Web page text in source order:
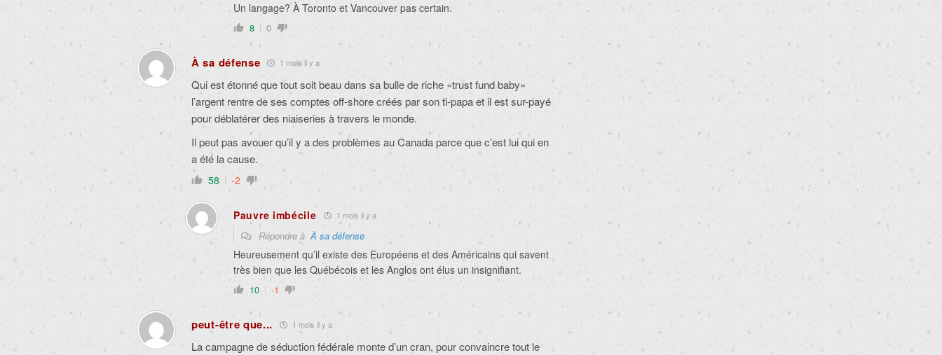
Un langage? À Toronto et Vancouver pas certain.
8 0
À sa défense 1 mois il y a
Qui est étonné que tout soit beau dans sa bulle de riche «trust fund baby»
l’argent rentre de ses comptes off-shore créés par son ti-papa et il est sur-payé
pour déblatérer des niaiseries à travers le monde.
Il peut pas avouer qu’il y a des problèmes au Canada parce que c’est lui qui en
a été la cause.
58 -2
Pauvre imbécile 1 mois il y a
Répondre àÀ sa défense
Heureusement qu’il existe des Européens et des Américains qui savent
très bien que les Québécois et les Anglos ont élus un insignifiant.
10 -1
peut-être que... 1 mois il y a
La campagne de séduction fédérale monte d’un cran, pour convaincre tout le